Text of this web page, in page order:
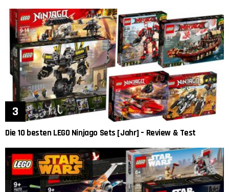
Die 10 besten LEGO Ninjago Sets [Jahr] – Review & Test